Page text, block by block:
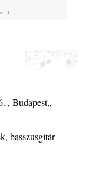
- Issei Noro
- John Scofield
, Budapest,,
basszusgitár